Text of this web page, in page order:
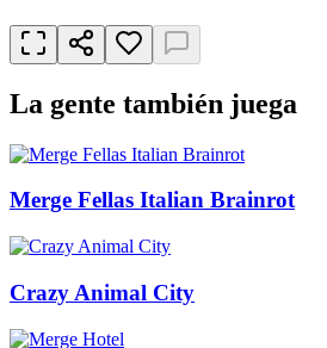
La gente también juega
Merge Fellas Italian Brainrot
Crazy Animal City